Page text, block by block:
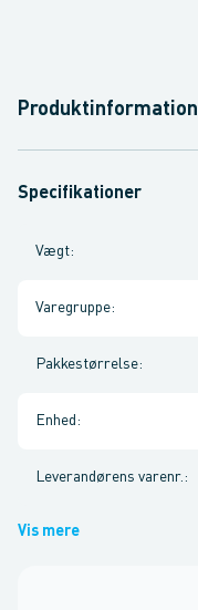
Produktinformation
Specifikationer
Vægt:
Varegruppe:
Pakkestørrelse:
Enhed :
Leverandørens varenr. :
Vis mere